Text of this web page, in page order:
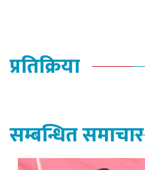
प्रतिक्रिया
सम्बन्धित समाचार